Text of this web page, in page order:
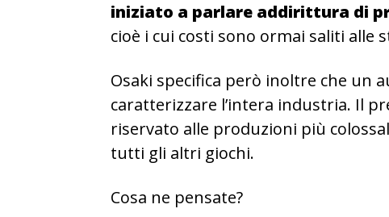
iniziato a parlare addirittura di
cioè i cui costi sono ormai saliti alle
Osaki specifica però inoltre che un
caratterizzare l’intera industria. Il
riservato alle produzioni più
tutti gli altri giochi.
Cosa ne pensate?